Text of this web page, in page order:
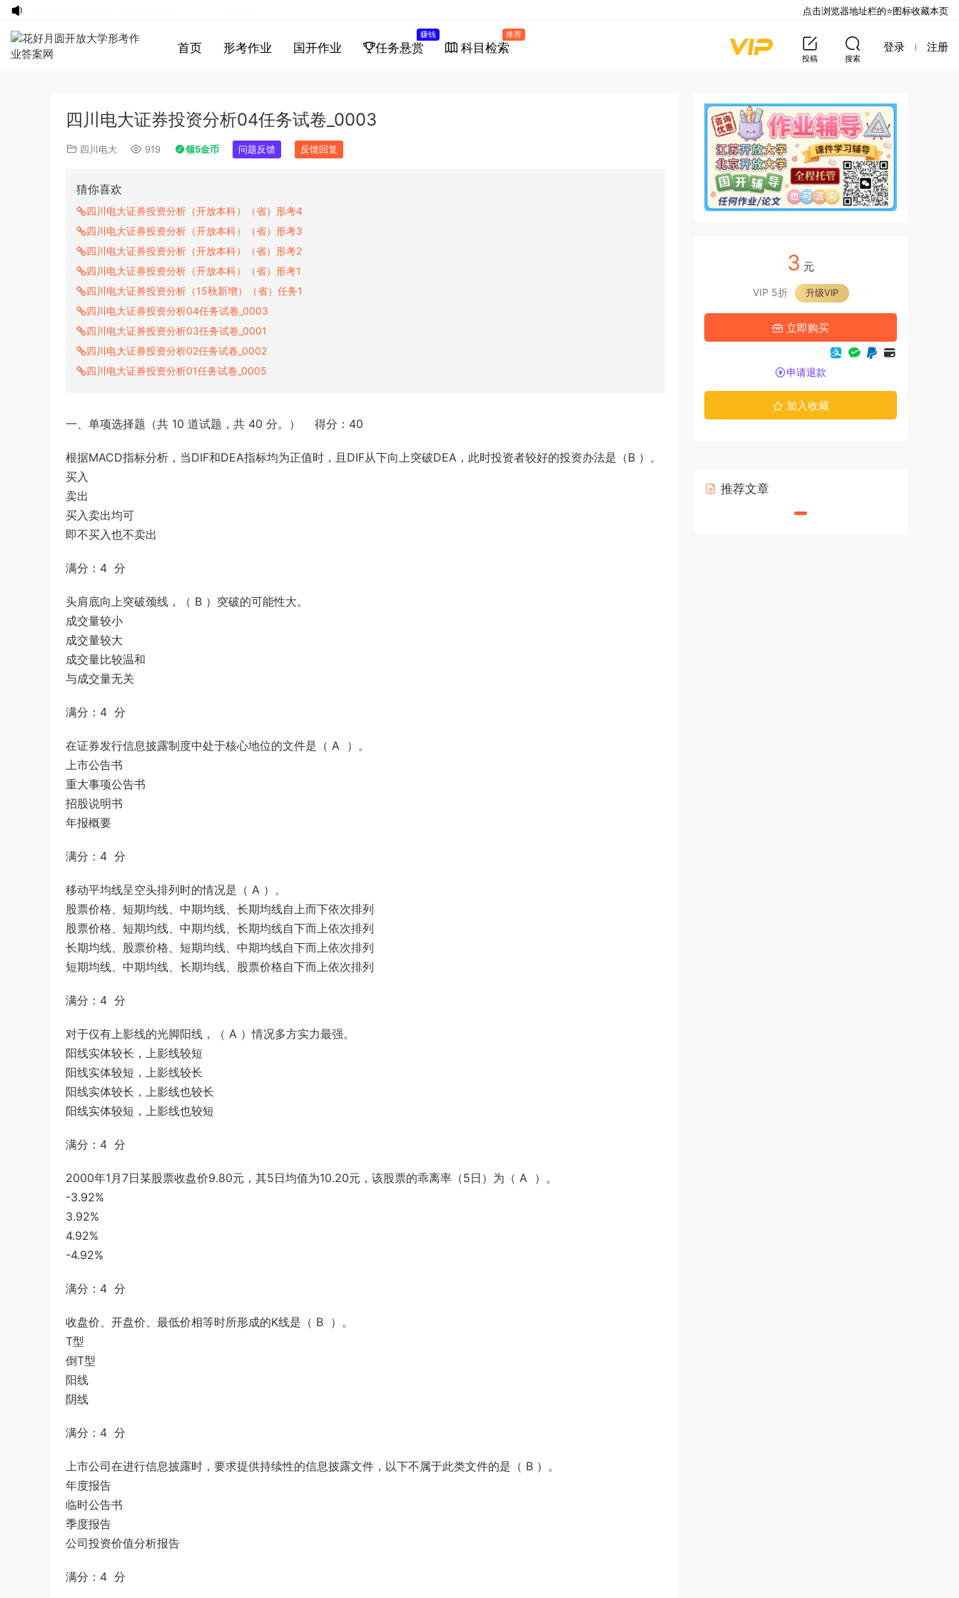
首页 形考作业 国开作业 任务悬赏
赚钱
科目检索
推荐
投稿 搜索
登录 注册
四川电大证券投资分析04任务试卷_0003
四川电大 919 领5金币 问题反馈 反馈回复
猜你喜欢
四川电大证券投资分析（开放本科）（省）形考4
四川电大证券投资分析（开放本科）（省）形考3
四川电大证券投资分析（开放本科）（省）形考2
四川电大证券投资分析（开放本科）（省）形考1
四川电大证券投资分析（15秋新增）（省）任务1
四川电大证券投资分析04任务试卷_0003
四川电大证券投资分析03任务试卷_0001
四川电大证券投资分析02任务试卷_0002
四川电大证券投资分析01任务试卷_0005
一、单项选择题（共 10 道试题，共 40 分。） 得分：40
根据MACD指标分析，当DIF和DEA指标均为正值时，且DIF从下向上突破DEA，此时投资者较好的投资办法是（B ）。
买入
卖出
买入卖出均可
即不买入也不卖出
满分：4 分
头肩底向上突破颈线，（ B ）突破的可能性大。
成交量较小
成交量较大
成交量比较温和
与成交量无关
满分：4 分
在证券发行信息披露制度中处于核心地位的文件是（ A ）。
上市公告书
重大事项公告书
招股说明书
年报概要
满分：4 分
移动平均线呈空头排列时的情况是（ A ）。
股票价格、短期均线、中期均线、长期均线自上而下依次排列
股票价格、短期均线、中期均线、长期均线自下而上依次排列
长期均线、股票价格、短期均线、中期均线自下而上依次排列
短期均线、中期均线、长期均线、股票价格自下而上依次排列
满分：4 分
对于仅有上影线的光脚阳线，（ A ）情况多方实力最强。
阳线实体较长，上影线较短
阳线实体较短，上影线较长
阳线实体较长，上影线也较长
阳线实体较短，上影线也较短
满分：4 分
2000年1月7日某股票收盘价9.80元，其5日均值为10.20元，该股票的乖离率（5日）为（ A ）。
-3.92%
3.92%
4.92%
-4.92%
满分：4 分
收盘价、开盘价、最低价相等时所形成的K线是（ B ）。
T型
倒T型
阳线
阴线
满分：4 分
上市公司在进行信息披露时，要求提供持续性的信息披露文件，以下不属于此类文件的是（ B ）。
年度报告
临时公告书
季度报告
公司投资价值分析报告
满分：4 分
3 元
VIP 5折 升级VIP
立即购买
申请退款
加入收藏
推荐文章
测》真题（河南县级以上）答案及解析
游客下载了资源2015年北京公务员考试
《行测》卷参考答案及解析
游客下载了资源
2019年420联考《申
8小时前
u*******登录了本站 8小时前
8小时前
8小时前
登录了本站
员考试《行测》真题答案及解析
签到打卡，获得1元奖励 11小时前
登录了本站 14秒前
下载了资源2013年921公务员考试
联考《行测》真题答案及解析（河南卷）
10分钟前
下载了资源2016年重庆市公务员考
试《行测》真题（下半年卷）答案及解析
2小时前
下载了资源2022年北京公务员考试
行测试题答案解析
2小时前
签到打卡，获得1元奖励 2小时前
点击浏览器地址栏的⭐图标收藏本页